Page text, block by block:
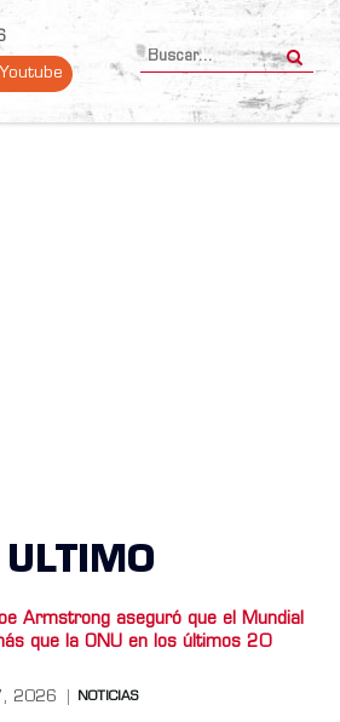
Youtube
ULTIMO
Armstrong aseguró que el Mundial
que la ONU en los últimos 20
2026 NOTICIAS